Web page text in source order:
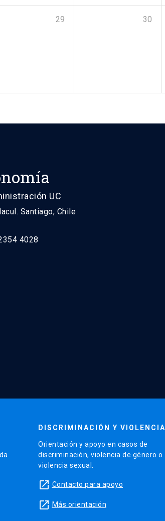
29 30
UC
Santiago, Chile
4028
DISCRIMINACIÓN Y VIOLENCIA
Orientación y apoyo en casos de
discriminación, violencia de género o
violencia sexual.
launch Contacto para apoyo
launch Más orientación